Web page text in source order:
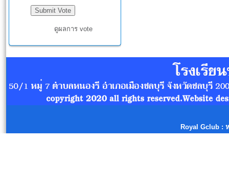
ดูผลการ vote
Royal Gclub :